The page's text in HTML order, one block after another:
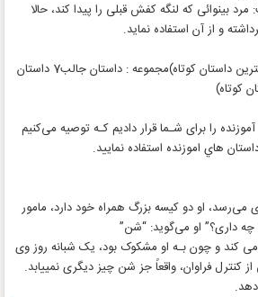
بینوائی که لنگه کفش قبلی را پیدا کند، حالا
و از آن استفاده نماید.
7 داستان کوتاه و آموزنده (بهترین داستان کوتاه)مجموعه : داستان جالب7 داستان
کوتاه)
کوتاه و آموزنده را برای شـما قرار دادیم کـه توصیه می‌کنیم
هاي‌ اموزنده استفاده نمایید.
او دو کیسه بزرگ همراه خود دارد، مامور
داری؟” او می‌گوید: “شن”
می کند و چون بـه او مشکوک بود، یک شبانه روز وی
کنترل فراوان، واقعاً جز شن چیز دیگری نمییابد.